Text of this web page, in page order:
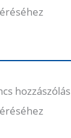
hozzászólás